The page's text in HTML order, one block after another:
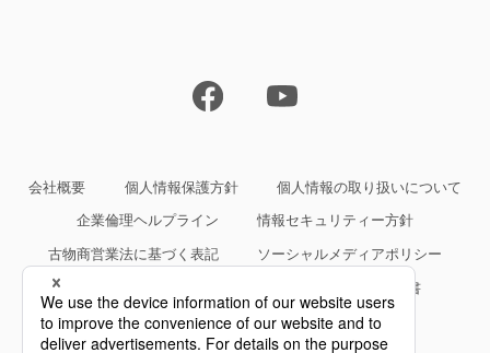
会社概要 個人情報保護方針 個人情報の取り扱いについて
企業倫理ヘルプライン 情報セキュリティー方針
古物商営業法に基づく表記 ソーシャルメディアポリシー
約款・規約等、サービス仕様書